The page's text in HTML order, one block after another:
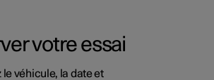
votre essai
le véhicule, la date et